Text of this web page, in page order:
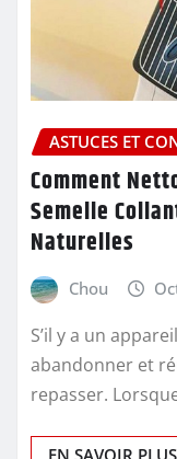
ASTUCES ET
Comment
Semelle
Naturelles
Chou
S’il y a un
abandonner et
repasser.